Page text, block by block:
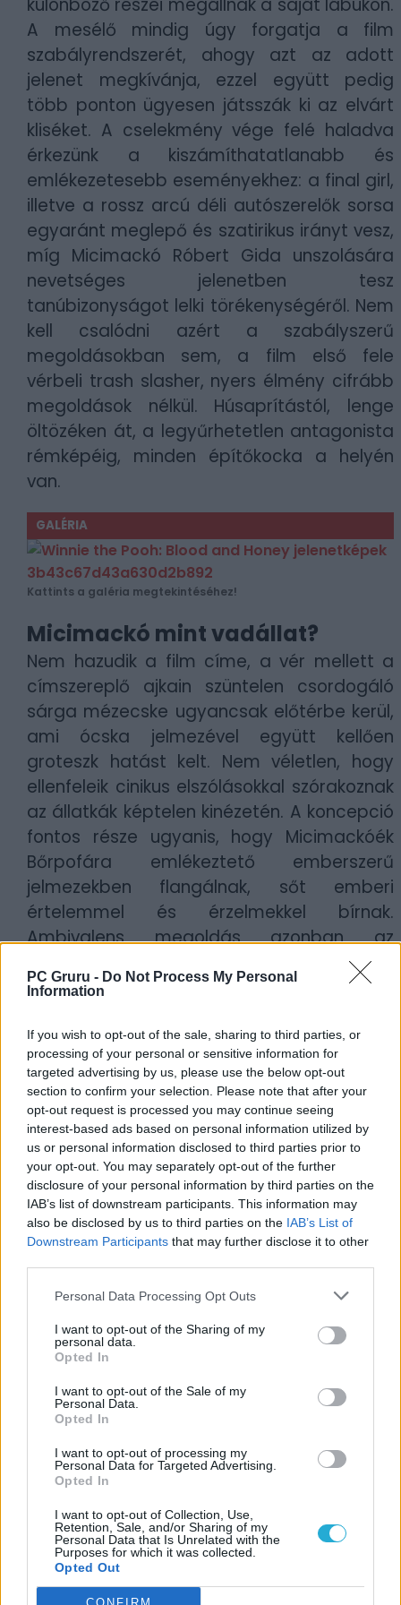
PC Gruru - Do Not Process My Personal
Information
If you wish to opt-out of the sale, sharing to third parties, or
processing of your personal or sensitive information for
targeted advertising by us, please use the below opt-out
section to confirm your selection. Please note that after your
opt-out request is processed you may continue seeing
interest-based ads based on personal information utilized by
us or personal information disclosed to third parties prior to
your opt-out. You may separately opt-out of the further
disclosure of your personal information by third parties on the
IAB’s list of downstream participants. This information may
also be disclosed by us to third parties on the IAB’s List of
Downstream Participants that may further disclose it to other
Personal Data Processing Opt Outs
I want to opt-out of the Sharing of my
personal data.
Opted In
I want to opt-out of the Sale of my
Personal Data.
Opted In
I want to opt-out of processing my
Personal Data for Targeted Advertising.
Opted In
I want to opt-out of Collection, Use,
Retention, Sale, and/or Sharing of my
Personal Data that Is Unrelated with the
Purposes for which it was collected.
Opted Out
CONFIRM
A mesélő mindig úgy forgatja a film
szabályrendszerét, ahogy azt az adott
jelenet megkívánja, ezzel együtt pedig
több ponton ügyesen játsszák ki az elvárt
kliséket. A cselekmény vége felé haladva
érkezünk a kiszámíthatatlanabb és
emlékezetesebb eseményekhez: a final girl,
illetve a rossz arcú déli autószerelők sorsa
egyaránt meglepő és szatirikus irányt vesz,
míg Micimackó Róbert Gida unszolására
nevetséges jelenetben tesz
tanúbizonyságot lelki törékenységéről. Nem
kell csalódni azért a szabályszerű
megoldásokban sem, a film első fele
vérbeli trash slasher, nyers élmény cifrább
megoldások nélkül. Húsaprítástól, lenge
öltözéken át, a legyűrhetetlen antagonista
rémképéig, minden építőkocka a helyén
van.
GALÉRIA
Kattints a galéria megtekintéséhez!
Micimackó mint vadállat?
Nem hazudik a film címe, a vér mellett a
címszereplő ajkain szüntelen csordogáló
sárga mézecske ugyancsak előtérbe kerül,
ami ócska jelmezével együtt kellően
groteszk hatást kelt. Nem véletlen, hogy
ellenfeleik cinikus elszólásokkal szórakoznak
az állatkák képtelen kinézetén. A koncepció
fontos része ugyanis, hogy Micimackóék
Bőrpofára emlékeztető emberszerű
jelmezekben flangálnak, sőt emberi
értelemmel és érzelmekkel bírnak.
Ambivalens megoldás azonban az
antropomorfizálás. Ha már beült a moziba
az ember, nem hagyja mosoly nélkül a
sem az emberszabású állattá alakult
Micimackó alakja, sem annak Róbert
Gidával folytatott küzdelme nem elég
fantáziadús ahhoz, hogy a zárójelenetben
gondosan előkészített második részre
feltétlen vissza kívánjon térni a néző.
Jóindulattal azt mondhatjuk, hogy
Magyarországon régóta nem volt ilyen
könnyen és ilyen jó minőségben
hozzáférhető trash horror. Míg a hazai
szinkron Mikó István narrátori szerepével
járult hozzá a végeredményhez,
Waterfieldbecsületére szóljon, hogy nem
elégedett meg a jellegtelen B-kategóriás
slasher megoldásokkal, hanem valamilyen
módon formabontóvá, különlegessé